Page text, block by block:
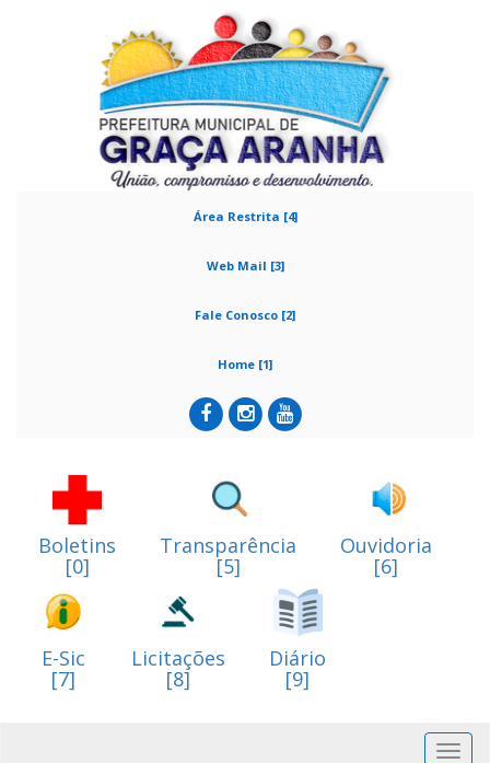
Área Restrita [4]
Web Mail [3]
Fale Conosco [2]
Home [1]
Boletins
[0]
Transparência
[5]
Ouvidoria
[6]
E-Sic
[7]
Licitações
[8]
Diário
[9]